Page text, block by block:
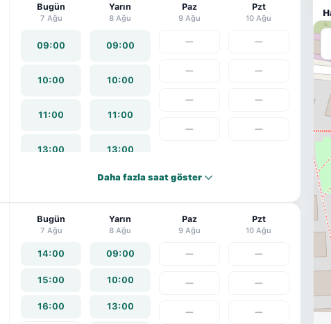
Bugün
7 Ağu
09:00
10:00
11:00
13:00
15:00
16:00
Yarın
8 Ağu
09:00
10:00
11:00
13:00
15:00
Paz
9 Ağu
—
—
—
—
Pzt
10 Ağu
—
—
—
—
Daha fazla saat göster
Bugün
7 Ağu
14:00
15:00
16:00
Yarın
8 Ağu
09:00
10:00
13:00
Paz
9 Ağu
—
—
—
Pzt
10 Ağu
—
—
—